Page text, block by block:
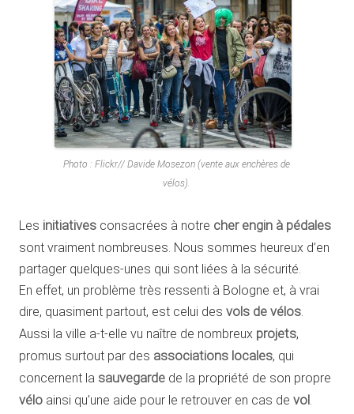
Photo : Flickr// Davide Mosezon (vente aux enchères de
vélos).
Les initiatives consacrées à notre cher engin à pédales
sont vraiment nombreuses. Nous sommes heureux d’en
partager quelques-unes qui sont liées à la sécurité.
En effet, un problème très ressenti à Bologne et, à vrai
dire, quasiment partout, est celui des vols de vélos
Aussi la ville a-t-elle vu naître de nombreux projets,
promus surtout par des associations locales, qui
concernent la sauvegarde de la propriété de son propre
vélo ainsi qu’une aide pour le retrouver en cas de vol